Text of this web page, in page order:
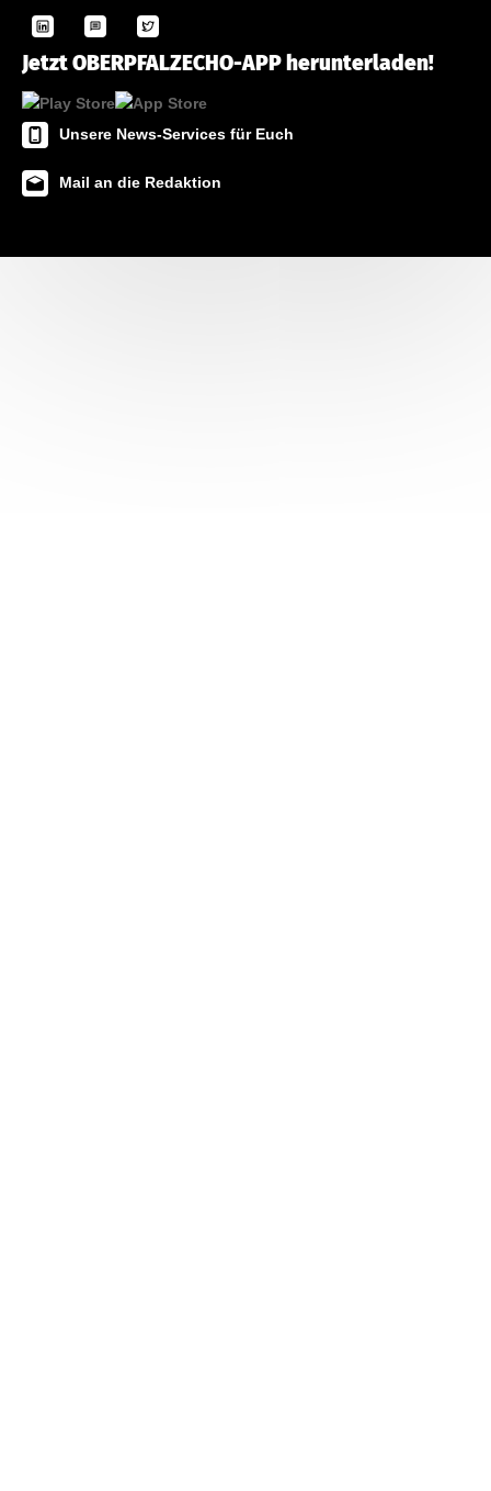
Jetzt OBERPFALZECHO-APP herunterladen!
Unsere News-Services für Euch
Mail an die Redaktion